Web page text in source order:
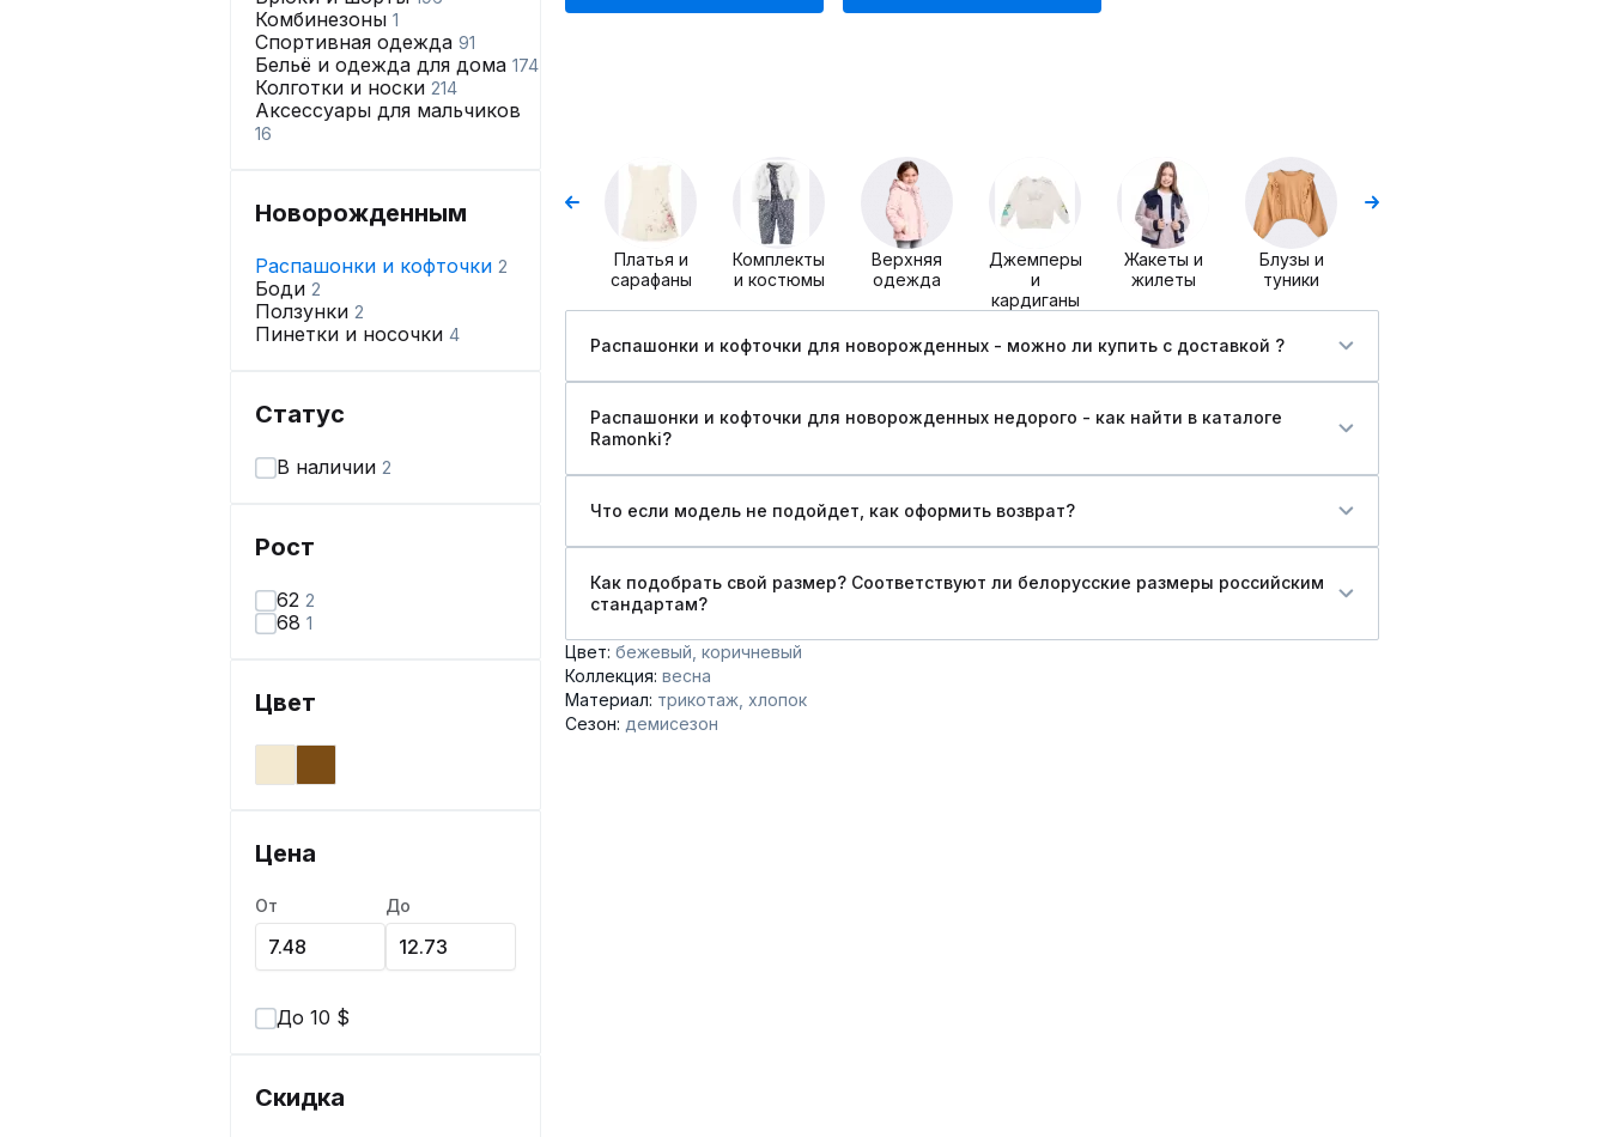
Комбинезоны 1
Спортивная одежда 91
Бельё и одежда для дома 174
Колготки и носки 214
Аксессуары для мальчиков
16
Новорожденным
Распашонки и кофточки 2
Боди 2
Ползунки 2
Пинетки и носочки 4
Статус
В наличии 2
Рост
62 2
68 1
Цвет
Цена
От До
До 10 $
Скидка
Платья и
сарафаны
Комплекты
и костюмы
Верхняя
одежда
Джемперы
и
кардиганы
Жакеты и
жилеты
Блузы и
туники
Распашонки и кофточки для новорожденных - можно ли купить c доставкой ?
Распашонки и кофточки для новорожденных недорого - как найти в каталоге
Ramonki?
Что если модель не подойдет, как оформить возврат?
Как подобрать свой размер? Соответствуют ли белорусские размеры российским
стандартам?
Цвет: бежевый коричневый
Коллекция: весна
Материал: трикотаж хлопок
Сезон: демисезон